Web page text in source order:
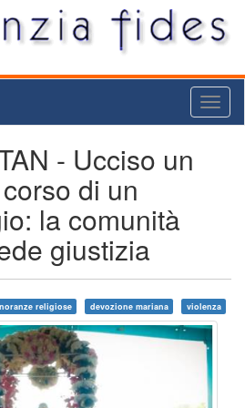
- Ucciso un
di un
la comunità
giustizia
religiose devozione mariana violenza